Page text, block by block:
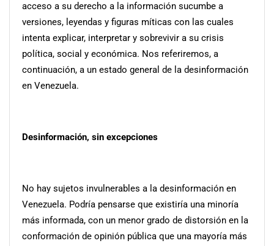
acceso a su derecho a la información sucumbe a
versiones, leyendas y figuras míticas con las cuales
intenta explicar, interpretar y sobrevivir a su crisis
política, social y económica. Nos referiremos, a
continuación, a un estado general de la desinformación
en Venezuela.
Desinformación, sin excepciones
No hay sujetos invulnerables a la desinformación en
Venezuela. Podría pensarse que existiría una minoría
más informada, con un menor grado de distorsión en la
conformación de opinión pública que una mayoría más